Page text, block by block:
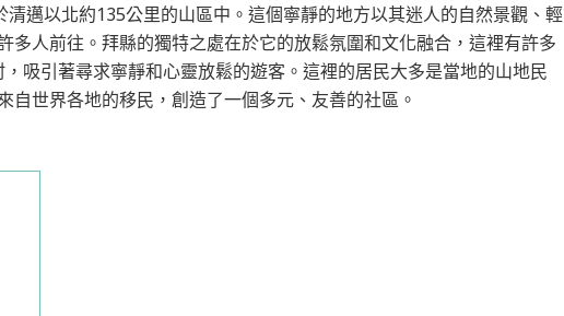
邁以北約135公里的山區中。這個寧靜的地方以其迷人的自然景觀、輕
多人前往。拜縣的獨特之處在於它的放鬆氛圍和文化融合，這裡有許多
吸引著尋求寧靜和心靈放鬆的遊客。這裡的居民大多是當地的山地民
自世界各地的移民，創造了一個多元、友善的社區。